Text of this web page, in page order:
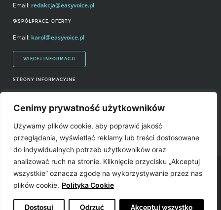
Cenimy prywatność użytkowników
Używamy plików cookie, aby poprawić jakość
przeglądania, wyświetlać reklamy lub treści dostosowane
do indywidualnych potrzeb użytkowników oraz
analizować ruch na stronie. Kliknięcie przycisku „Akceptuj
wszystkie” oznacza zgodę na wykorzystywanie przez nas
plików cookie. Polityka Cookie
Dostosuj Odrzuć Akceptuj wszystko
STRONY INFORMACYJNE
Prawa autorskie i wykorzystywanie treści serwisu
Źródła
Email: redakcja@easyvoice.pl
WSPÓŁPRACE, OFERTY
Email: karol@easyvoice.pl
WIĘCEJ INFORMACJI
Easyvoice.pl © 2006-2022. Wszystkie prawa zastrzeżone. Stronę zrobiły: